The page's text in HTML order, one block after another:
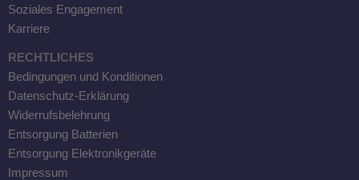
Soziales Engagement
Karriere
RECHTLICHES
Bedingungen und Konditionen
Datenschutz-Erklärung
Widerrufsbelehrung
Entsorgung Batterien
Entsorgung Elektronikgeräte
Impressum